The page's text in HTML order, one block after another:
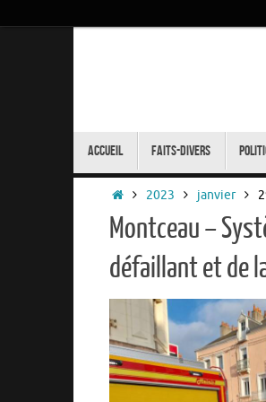
Accueil Faits-Divers
Accueil
2023 janvier
Montceau –
défaillant et de